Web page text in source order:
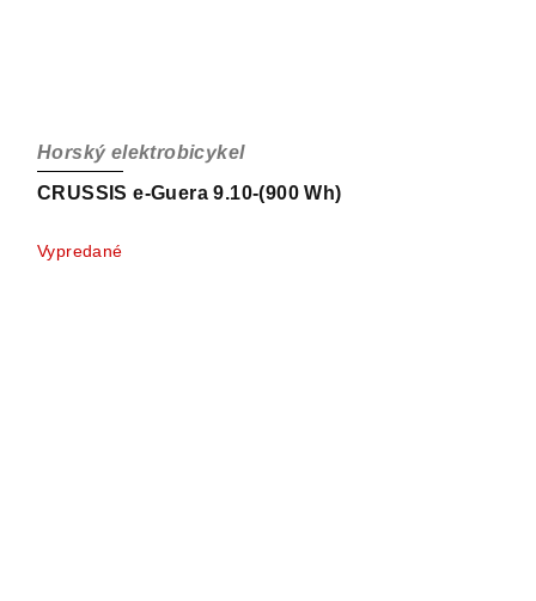
CRUSSIS e-Guera 9.10-(900 Wh)
Horský elektrobicykel
Vypredané